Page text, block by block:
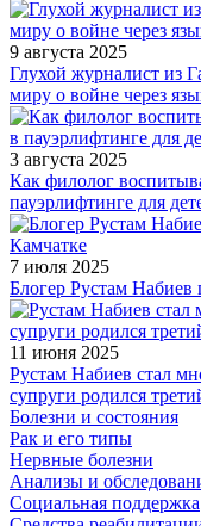
9 августа 2025
Глухой журналист из
миру о войне через
3 августа 2025
Как филолог
пауэрлифтинге для
7 июля 2025
Блогер Рустам Набиев
11 июня 2025
Рустам Набиев стал
супруги родился
Болезни и состояния
Рак и его типы
Нервные болезни
Анализы и
Социальная поддержка